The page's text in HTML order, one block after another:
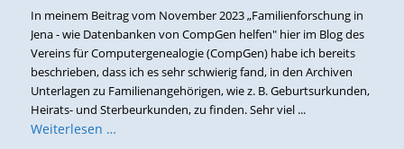
In meinem Beitrag vom November 2023 „Familienforschung in
Jena - wie Datenbanken von CompGen helfen" hier im Blog des
Vereins für Computergenealogie (CompGen) habe ich bereits
beschrieben, dass ich es sehr schwierig fand, in den Archiven
Unterlagen zu Familienangehörigen, wie z. B. Geburtsurkunden,
Heirats- und Sterbeurkunden, zu finden. Sehr viel ...
Weiterlesen …